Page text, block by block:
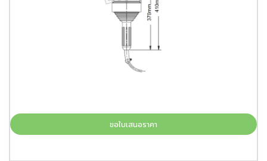
ขอใบเสนอราคา